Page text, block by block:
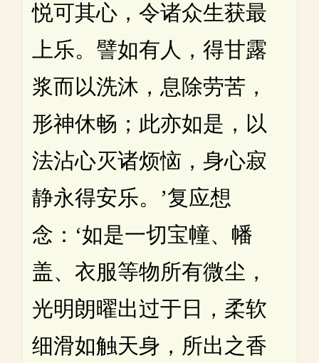
悦可其心，令诸众生获最
上乐。譬如有人，得甘露
浆而以洗沐，息除劳苦，
形神休畅；此亦如是，以
法沾心灭诸烦恼，身心寂
静永得安乐。’复应想
念：‘如是一切宝幢、幡
盖、衣服等物所有微尘，
光明朗曜出过于日，柔软
细滑如触天身，所出之香